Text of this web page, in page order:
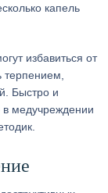
капель
избавиться от
терпением,
Быстро и
в медучреждении